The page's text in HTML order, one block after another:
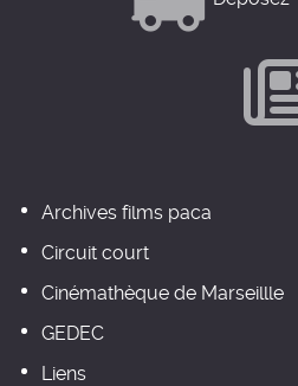
Archives films paca
Circuit court
Cinémathèque de Marseillle
GEDEC
Liens